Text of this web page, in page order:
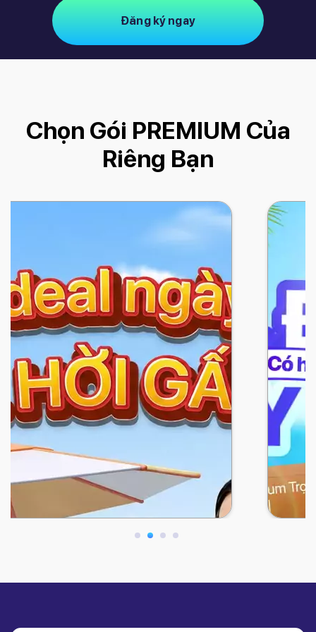
Đăng ký ngay
Chọn Gói PREMIUM Của
Riêng Bạn